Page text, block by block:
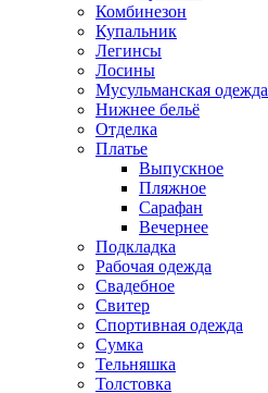
Комбинезон
Купальник
Легинсы
Лосины
Мусульманская одежда
Нижнее бельё
Отделка
Платье
Выпускное
Пляжное
Сарафан
Вечернее
Подкладка
Рабочая одежда
Свадебное
Свитер
Спортивная одежда
Сумка
Тельняшка
Толстовка